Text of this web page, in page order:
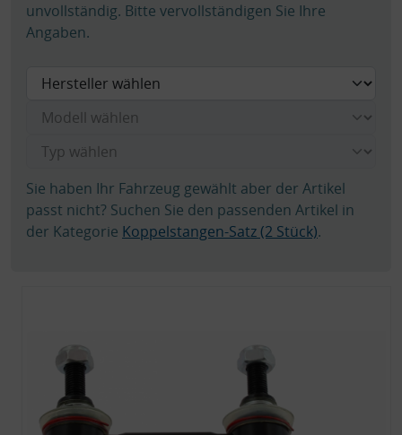
unvollständig. Bitte vervollständigen Sie Ihre
Angaben.
Sie haben Ihr Fahrzeug gewählt aber der Artikel
passt nicht? Suchen Sie den passenden Artikel in
der Kategorie Koppelstangen-Satz (2 Stück).